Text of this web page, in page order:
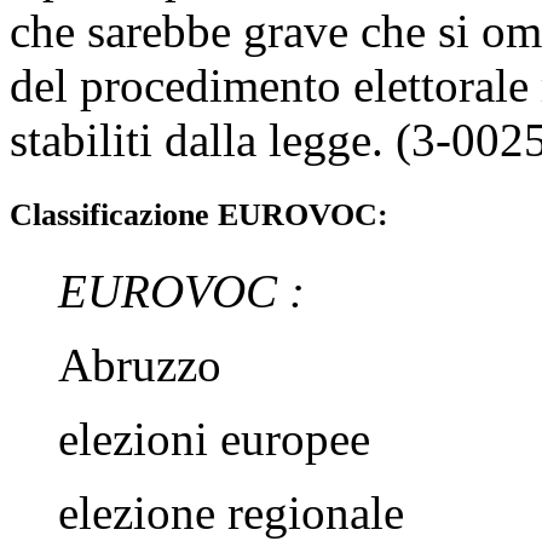
che sarebbe grave che si
del procedimento
stabiliti dalla legge. (3-
Classificazione EUROVOC:
EUROVOC :
Abruzzo
elezioni europee
elezione regionale